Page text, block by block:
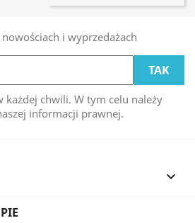
i wyprzedażach
każdej chwili. W tym celu należy
informacji prawnej.
